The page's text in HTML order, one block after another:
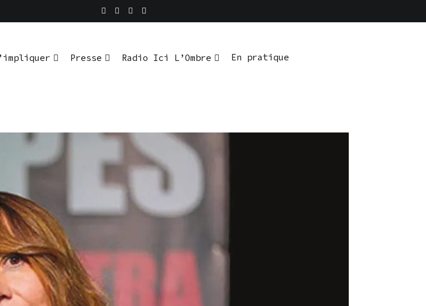
Presse Radio Ici L’Ombre En pratique